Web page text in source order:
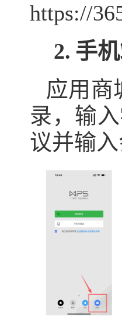
https://
2. 手
应用商
录，输
议并输